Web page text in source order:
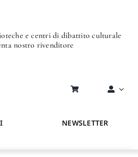
e centri di dibattito culturale
nostro rivenditore
NEWSLETTER